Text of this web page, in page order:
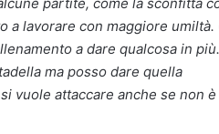
partite, come la sconfitta
a lavorare con maggiore umiltà.
a dare qualcosa in
ma posso dare quella
vuole attaccare anche se non